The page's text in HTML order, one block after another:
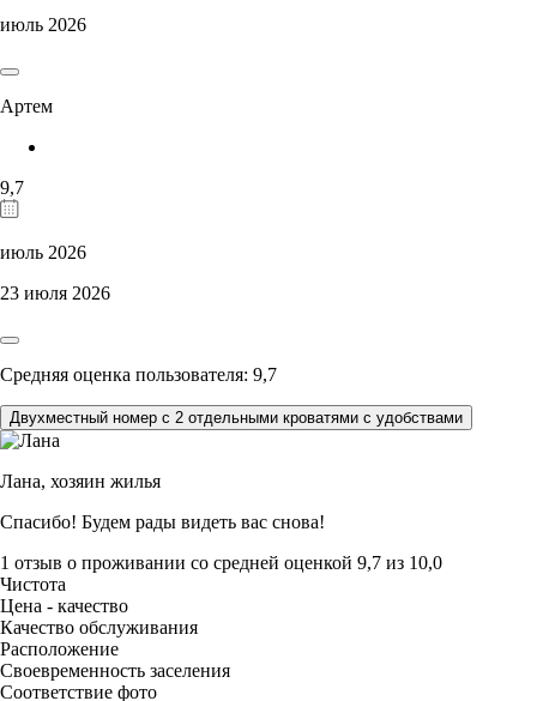
июль 2026
Артем
9,7
июль 2026
23 июля 2026
Средняя оценка пользователя: 9,7
Двухместный номер с 2 отдельными кроватями с удобствами
Лана, хозяин жилья
Спасибо! Будем рады видеть вас снова!
1 отзыв о проживании со средней оценкой 9,7 из 10,0
Чистота
Цена - качество
Качество обслуживания
Расположение
Своевременность заселения
Соответствие фото